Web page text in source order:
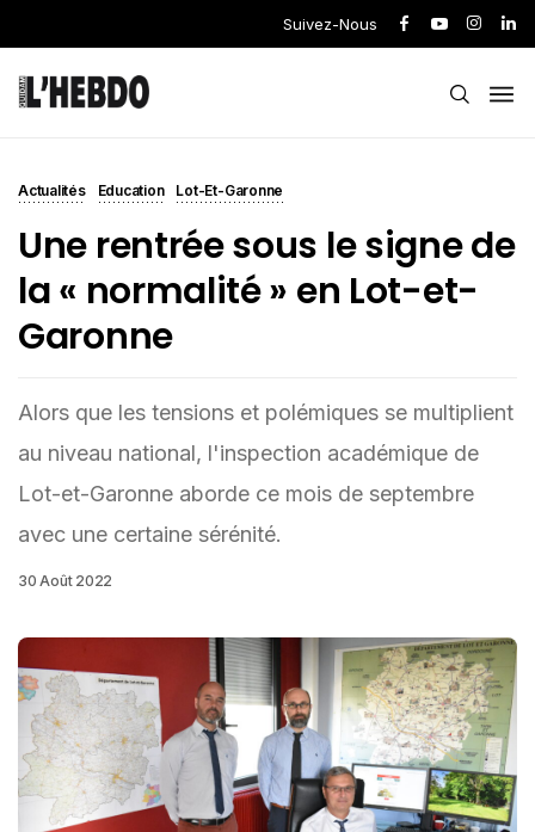
Suivez-Nous
Actualités Education Lot-Et-Garonne
Une rentrée sous le signe de
la « normalité » en Lot-et-
Garonne
Alors que les tensions et polémiques se multiplient
au niveau national, l'inspection académique de
Lot-et-Garonne aborde ce mois de septembre
avec une certaine sérénité.
30 Août 2022